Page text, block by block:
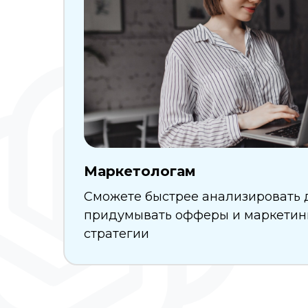
Маркетологам
Сможете быстрее анализировать
придумывать офферы и
стратегии